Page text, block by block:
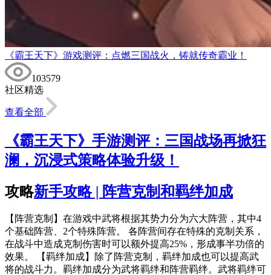
《霸王天下》游戏测评：点燃三国战火，铸就传奇霸业！
103579
社区精选
查看全部
《霸王天下》手游测评：三国战场再掀狂
澜，沉浸式策略体验升级！
攻略新手攻略 | 阵营克制和羁绊加成
【阵营克制】在游戏中武将根据其势力分为六大阵营，其中4
个基础阵营、2个特殊阵营。 各阵营间存在特殊的克制关系，
在战斗中造成克制伤害时可以额外提高25%，形成事半功倍的
效果。 【羁绊加成】除了阵营克制，羁绊加成也可以提高武
将的战斗力。羁绊加成分为武将羁绊和阵营羁绊。武将羁绊可